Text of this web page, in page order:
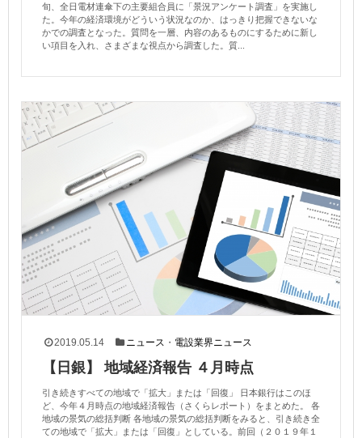
旬、全日電材連傘下の主要組合員に「景況アンケート調査」を実施し
た。今年の経済環境がどういう状況なのか、はっきり把握できないな
かでの調査となった。質問を一層、内容のあるものにするために新し
い項目を入れ、さまざまな視点から調査した。質...
2019.05.14 ニュース ・ 電設業界ニュース
【日銀】 地域経済報告 ４月時点
引き続きすべての地域で「拡大」または「回復」 日本銀行はこのほ
ど、今年４月時点の地域経済報告（さくらレポート）をまとめた。 各
地域の景気の総括判断 各地域の景気の総括判断をみると、引き続き全
ての地域で「拡大」または「回復」としている。前回（２０１９年１